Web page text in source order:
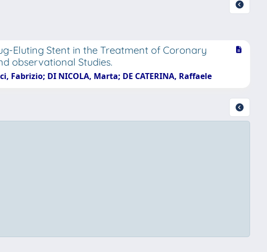
Eluting Stent in the Treatment of Coronary
observational Studies.
Fabrizio; DI NICOLA, Marta; DE CATERINA, Raffaele